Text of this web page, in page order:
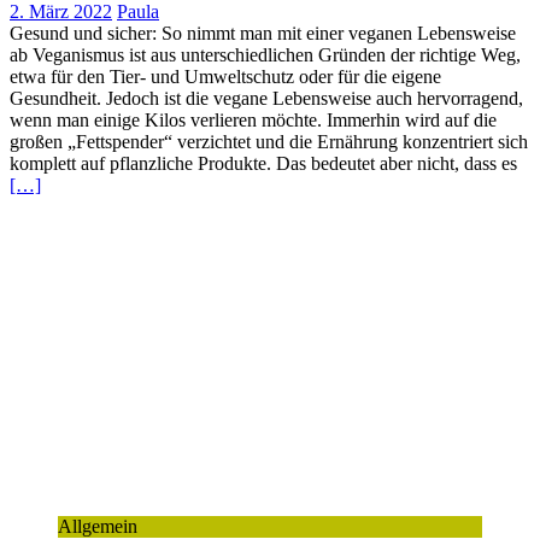
2. März 2022 Paula
Gesund und sicher: So nimmt man mit einer veganen Lebensweise
ab Veganismus ist aus unterschiedlichen Gründen der richtige Weg,
etwa für den Tier- und Umweltschutz oder für die eigene
Gesundheit. Jedoch ist die vegane Lebensweise auch hervorragend,
wenn man einige Kilos verlieren möchte. Immerhin wird auf die
großen „Fettspender“ verzichtet und die Ernährung konzentriert sich
komplett auf pflanzliche Produkte. Das bedeutet aber nicht, dass es
[…]
Allgemein